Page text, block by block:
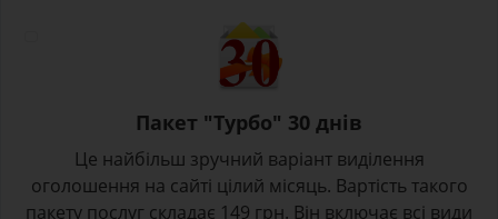
Пакет "Турбо" 30 днів
Це найбільш зручний варіант виділення
оголошення на сайті цілий місяць. Вартість такого
пакету послуг складає 149 грн. Він включає всі види